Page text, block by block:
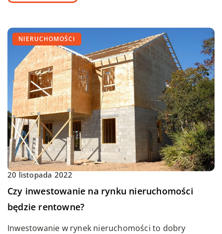
NIERUCHOMOŚCI
20 listopada 2022
Czy inwestowanie na rynku nieruchomości
będzie rentowne?
Inwestowanie w rynek nieruchomości to dobry